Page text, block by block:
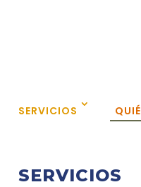
SERVICIOS
SERVICIOS